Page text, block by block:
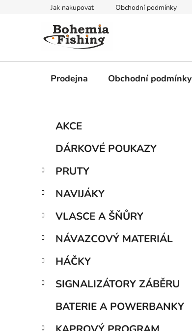
Jak nakupovat Obchodní podmínky
Prodejna Obchodní podmínky
r
n
n
í
p
n
l
Přeskočit
kategorie
o
i
AKCE
DÁRKOVÉ POUKAZY
PRUTY
NAVIJÁKY
VLASCE A ŠŇŮRY
NÁVAZCOVÝ MATERIÁL
HÁČKY
SIGNALIZÁTORY ZÁBĚRU
BATERIE A POWERBANKY